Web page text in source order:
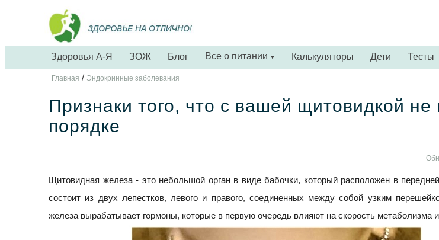
Здоровья А-Я ЗОЖ Блог Все о питании ▼ Калькуляторы Дети Тесты
Главная / Эндокринные заболевания
Признаки того, что с вашей щитовидкой не
порядке
Щитовидная железа - это небольшой орган в виде бабочки, который расположен в
состоит из двух лепестков, левого и правого, соединенных между собой узким
железа вырабатывает гормоны, которые в первую очередь влияют на скорость метаболизма